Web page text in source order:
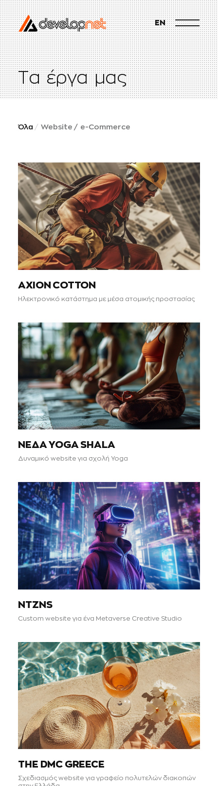
EN
Τα έργα μας
Όλα Website e-Commerce
AXION COTTON
Ηλεκτρονικό κατάστημα με μέσα ατομικής προστασίας
ΝΕΔΑ YOGA SHALA
Δυναμικό website για σχολή Yoga
NTZNS
Custom website για ένα Metaverse Creative Studio
THE DMC GREECE
Σχεδιασμός website για γραφείο πολυτελών διακοπών